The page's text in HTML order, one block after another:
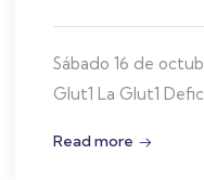
Sábado 16 de
Glut1 La Glut1
Read more